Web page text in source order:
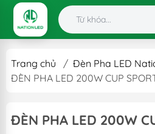
Trang chủ / Đèn Pha LED
ĐÈN PHA LED 200W CUP
ĐÈN PHA LED 200W